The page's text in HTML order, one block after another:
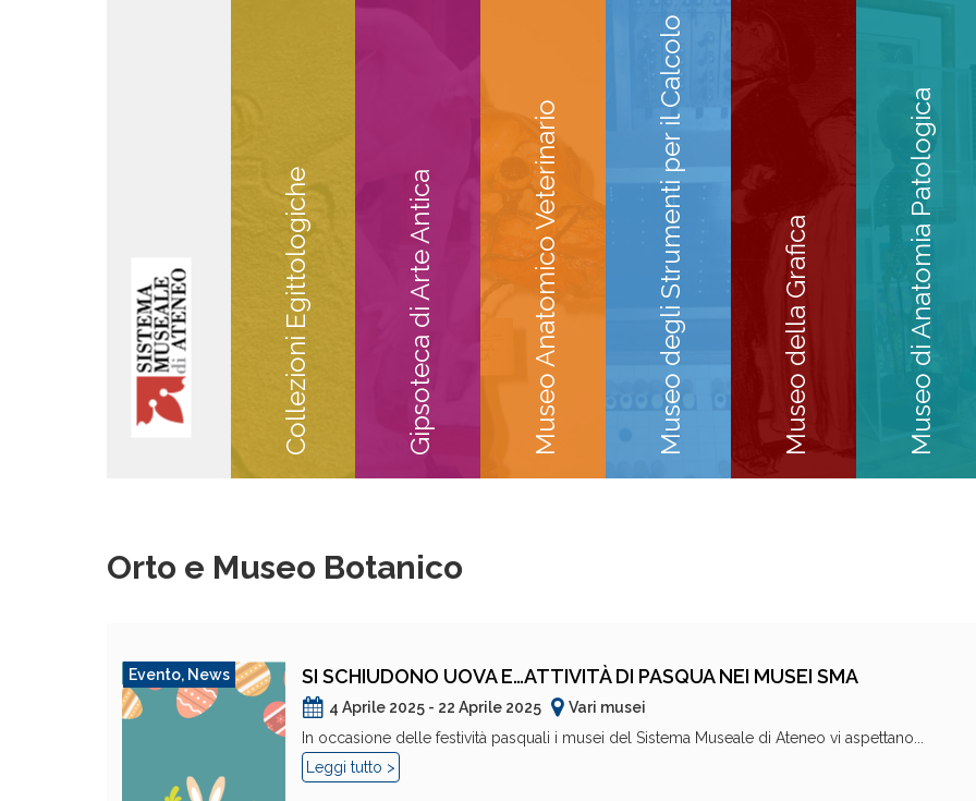
Collezioni Egittologiche Gipsoteca di Arte Antica Museo Anatomico Veterinario Museo degli Strumenti per il Calcolo Museo della Grafica Museo di Anatomia Patologica
Orto e Museo Botanico
Evento, News SI SCHIUDONO UOVA E…ATTIVITÀ DI PASQUA NEI MUSEI SMA
4 Aprile 2025 - 22 Aprile 2025
Vari musei
In occasione delle festività pasquali i musei del Sistema Museale di Ateneo vi aspettano...
Leggi tutto >